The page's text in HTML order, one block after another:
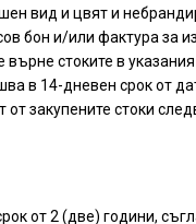
вид и цвят и
бон и/или фактура за
върне стоките в
в 14-дневен срок от
закупените стоки
от 2 (две) години,